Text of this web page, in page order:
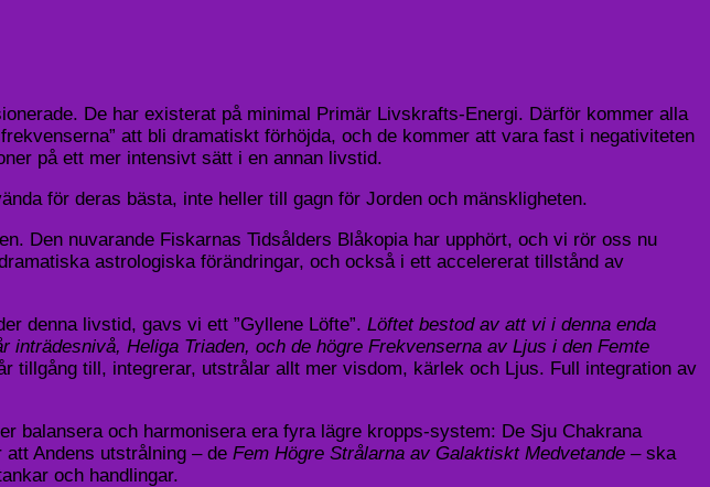
De har existerat på minimal Primär Livskrafts-Energi. Därför kommer alla
att bli dramatiskt förhöjda, och de kommer att vara fast i negativiteten
på ett mer intensivt sätt i en annan livstid.
för deras bästa, inte heller till gagn för Jorden och mänskligheten.
Den nuvarande Fiskarnas Tidsålders Blåkopia har upphört, och vi rör oss nu
astrologiska förändringar, och också i ett accelererat tillstånd av
denna livstid, gavs vi ett ”Gyllene Löfte”. Löftet bestod av att vi i denna enda
Heliga Triaden, och de högre Frekvenserna av Ljus i den Femte
till, integrerar, utstrålar allt mer visdom, kärlek och Ljus. Full integration av
balansera och harmonisera era fyra lägre kropps-system: De Sju Chakrana
Andens utstrålning – de Fem Högre Strålarna av Galaktiskt Medvetande – ska
och handlingar.